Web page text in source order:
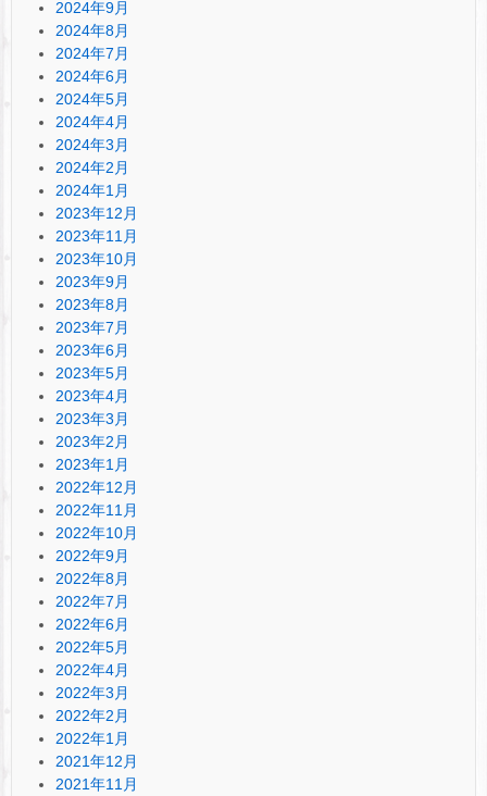
2024年9月
2024年8月
2024年7月
2024年6月
2024年5月
2024年4月
2024年3月
2024年2月
2024年1月
2023年12月
2023年11月
2023年10月
2023年9月
2023年8月
2023年7月
2023年6月
2023年5月
2023年4月
2023年3月
2023年2月
2023年1月
2022年12月
2022年11月
2022年10月
2022年9月
2022年8月
2022年7月
2022年6月
2022年5月
2022年4月
2022年3月
2022年2月
2022年1月
2021年12月
2021年11月